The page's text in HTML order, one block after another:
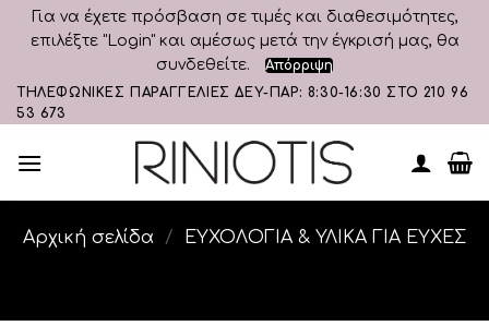
Για να έχετε πρόσβαση σε τιμές και διαθεσιμότητες,
επιλέξτε "Login" και αμέσως μετά την έγκρισή μας, θα
συνδεθείτε.
Απόρριψη
Skip
to
ΤΗΛΕΦΩΝΙΚΕΣ ΠΑΡΑΓΓΕΛΙΕΣ ΔΕΥ-ΠΑΡ: 8:30-16:30 ΣΤΟ 210 96
53 673
Αρχική σελίδα / ΕΥΧΟΛΟΓΙΑ & ΥΛΙΚΑ ΓΙΑ ΕΥΧΕΣ